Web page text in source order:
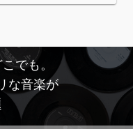
でも。
な音楽が